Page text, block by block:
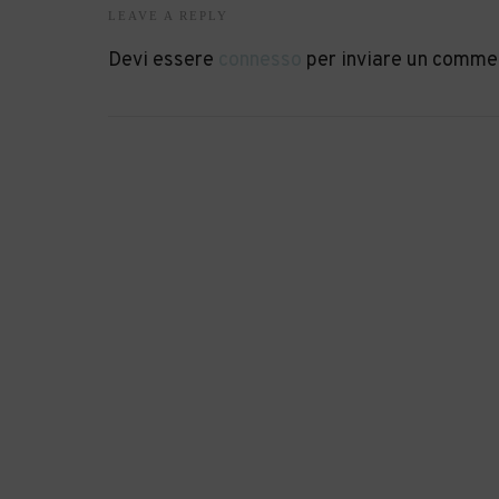
LEAVE A REPLY
Devi essere per inviare un